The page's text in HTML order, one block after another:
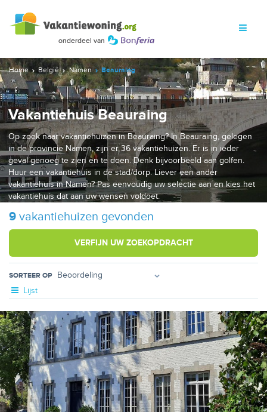
Home België Namen Beauraing
Vakantiehuis Beauraing
Op zoek naar vakantiehuizen in Beauraing? In Beauraing, gelegen
in de provincie Namen, zijn er 36 vakantiehuizen. Er is in ieder
geval genoeg te zien en te doen. Denk bijvoorbeeld aan golfen.
Huur een vakantiehuis in de stad/dorp. Liever een ander
vakantiehuis in Namen? Pas eenvoudig uw selectie aan en kies het
vakantiehuis dat aan uw wensen voldoet.
9 vakantiehuizen gevonden
VERFIJN UW ZOEKOPDRACHT
SORTEER OP
Lijst